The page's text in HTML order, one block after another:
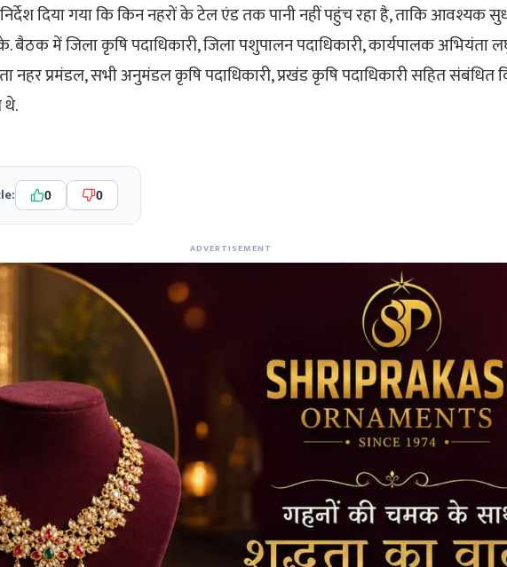
दिया गया कि किन नहरों के टेल एंड तक पानी नहीं पहुंच रहा है, ताकि आवश्यक
बैठक में जिला कृषि पदाधिकारी, जिला पशुपालन पदाधिकारी, कार्यपालक अभियंता
नहर प्रमंडल, सभी अनुमंडल कृषि पदाधिकारी, प्रखंड कृषि पदाधिकारी सहित संबंधित
थे.
0 0
ADVERTISEMENT